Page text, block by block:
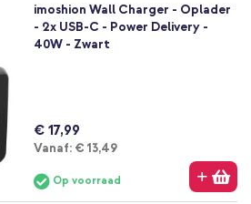
imoshion Wall Charger - Oplader
- 2x USB-C - Power Delivery -
40W - Zwart
€ 17,99
Vanaf: Vanaf
€ 13,49
Op voorraad